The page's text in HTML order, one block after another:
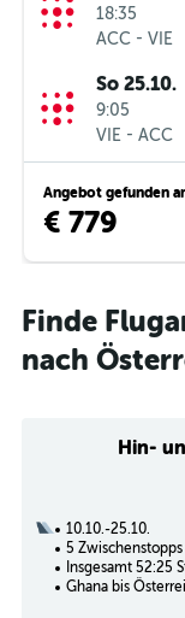
18:35
ACC - VIE
So 25.10.
9:05
VIE - ACC
Angebot gefunden
€ 779
Finde
nach
Hin-
10.10.-25.10.
5 Zwischenstopps
Insgesamt 52:25
Ghana bis